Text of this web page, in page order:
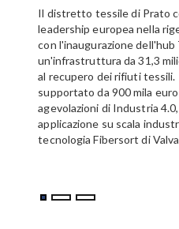
Il distretto tessile di Prato
leadership europea nella
con l'inaugurazione dell'hub
un'infrastruttura da 31,3
al recupero dei rifiuti
supportato da 900 mila
agevolazioni di Industria
applicazione su scala
tecnologia Fibersort di